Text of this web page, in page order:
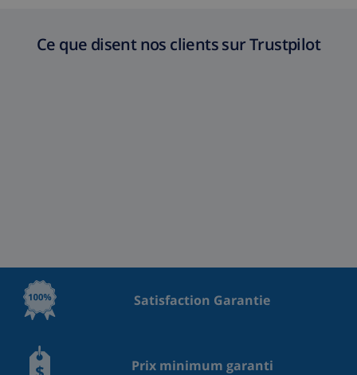
Ce que disent nos clients sur Trustpilot
Satisfaction Garantie
Prix minimum garanti